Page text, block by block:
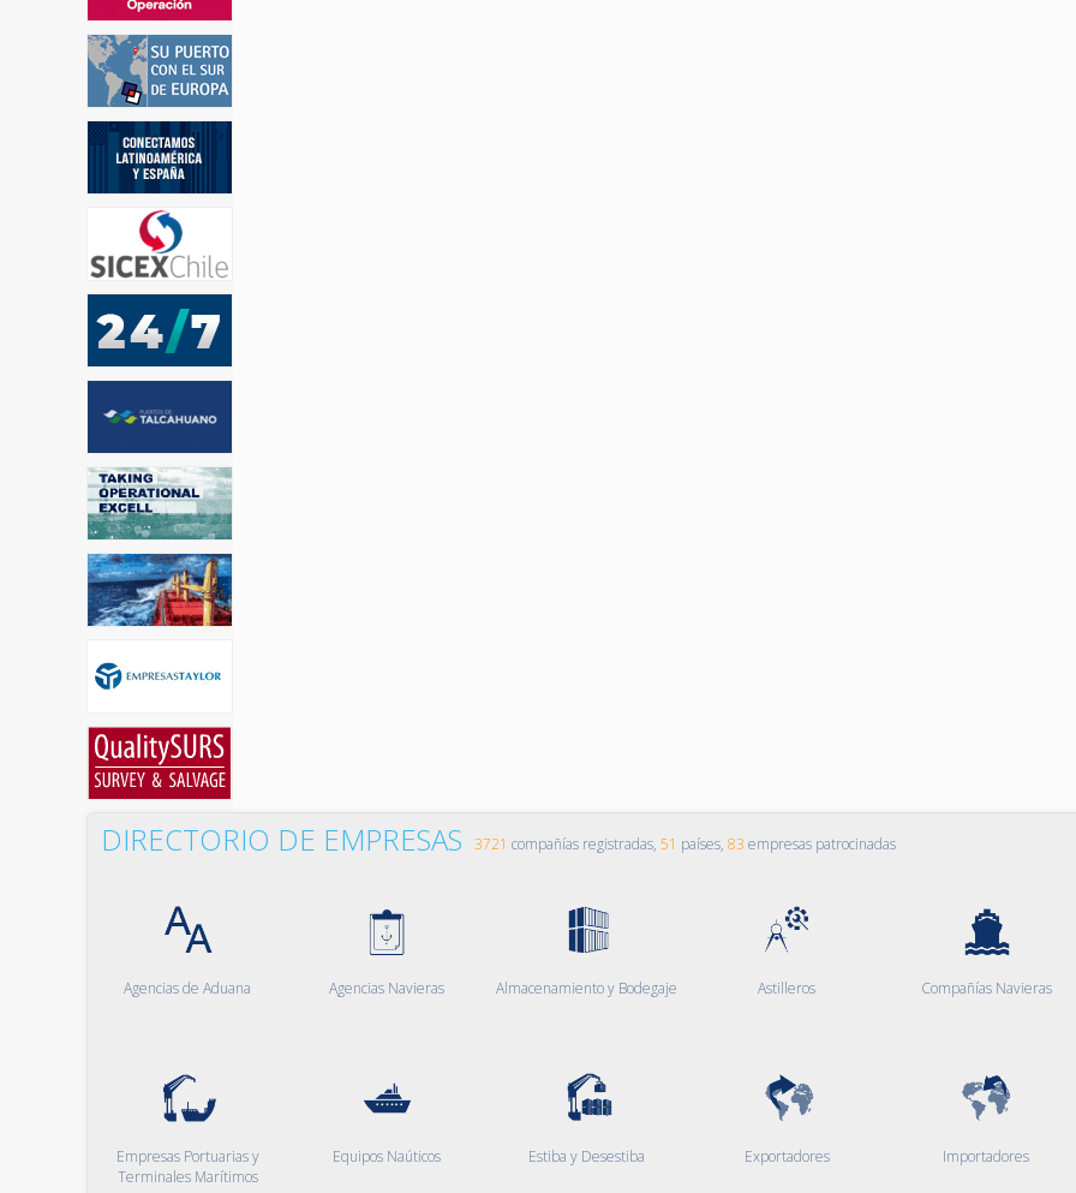
DIRECTORIO DE EMPRESAS 3721 compañías registradas, 51 países, 83 empresas patrocinadas
Agencias de Aduana Agencias Navieras Almacenamiento y Bodegaje Astilleros Compañías Navieras
Empresas Portuarias y
Terminales Marítimos
Equipos Naúticos Estiba y Desestiba Exportadores Importadores